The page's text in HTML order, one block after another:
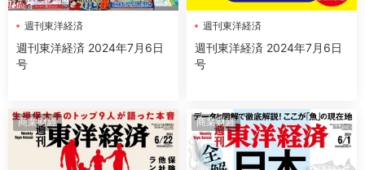
週刊東洋経済
週刊東洋経済 2024年7月6日
号
週刊東洋経済
週刊東洋経済 2024年7月6日
号
商業财經 商業财經